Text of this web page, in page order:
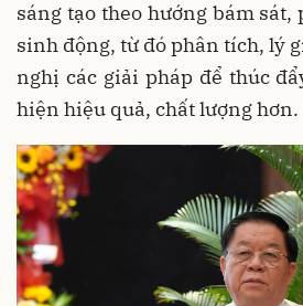
sáng tạo theo hướng bám
sinh động, từ đó phân tích, lý
nghị các giải pháp để thúc
hiện hiệu quả, chất lượng hơn.